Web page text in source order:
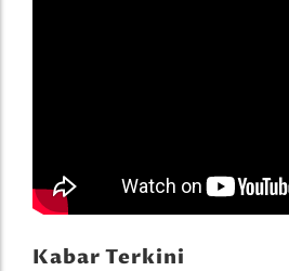
Kabar Terkini